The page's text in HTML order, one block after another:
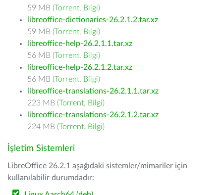
59 MB (Torrent, Bilgi)
libreoffice-dictionaries-26.2.1.2.tar.xz
59 MB (Torrent, Bilgi)
libreoffice-help-26.2.1.1.tar.xz
56 MB (Torrent, Bilgi)
libreoffice-help-26.2.1.2.tar.xz
56 MB (Torrent, Bilgi)
libreoffice-translations-26.2.1.1.tar.xz
223 MB (Torrent, Bilgi)
libreoffice-translations-26.2.1.2.tar.xz
224 MB (Torrent, Bilgi)
İşletim Sistemleri
LibreOffice 26.2.1 aşağıdaki sistemler/mimariler için
kullanılabilir durumdadır: